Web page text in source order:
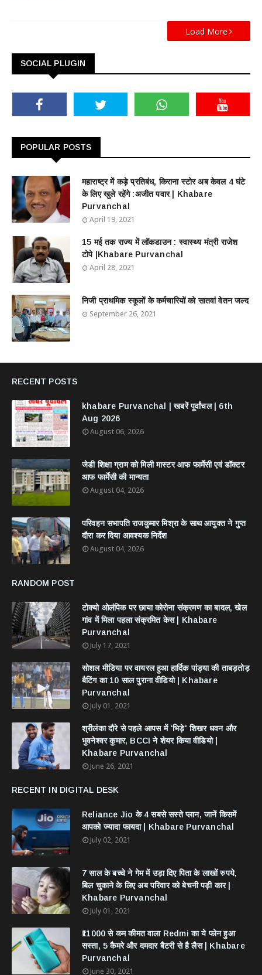
Load More
SOCIAL PLUGIN
POPULAR POSTS
महाराष्ट्र में कड़े प्रतिबंध, किराना स्टोर अब केवल 4 घंटे
के लिए खुले रहेंगे :अजीत पवार | Khabare
Purvanchal
April 19, 2021
15 मई तक राज्य में लॉकडाउन : स्वास्थ्य मंत्री राजेश
टोपे |Khabare Purvanchal
April 28, 2021
निजी प्राथमिक स्कूलों के कर्मचारियों को सातवां वेतन जल्द
September 26, 2021
RECENT POSTS
khabare Purvanchal | खबरें पूर्वांचल | 6th
Aug 2026
August 06, 2026
जेडी शिक्षा ग्राम को मिली मास्टर आफ फार्मेसी एवं डॉक्टर
आफ फार्मेसी की मान्यता
August 04, 2026
परिवहन सभापति राजकुमार मिश्रा के साथ आयुक्त ने गुप्त
दौरा कर दिया आवश्यक निर्देश
August 04, 2026
RANDOM POST
टोक्यो ओलंपिक पर छाया कोरोना संक्रमण का बादल, खेल
गांव में मिला पहला संक्रमित केस | Khabare
Purvanchal
July 17, 2021
सोशल मीडिया पर वायरल हुआ हार्दिक पांड्या की ताबड़तोड़
बैटिंग का 10 साल पुराना वीडियो | Khabare
Purvanchal
July 01, 2021
श्रीलंका दौरे से पहले आपस में 'भिड़े' शिखर धवन और
भुवनेश्वर कुमार, BCCI ने शेयर किया वीडियो |
Khabare Purvanchal
June 26, 2021
RECENT IN DIGITAL DESK
Reliance Jio के 4 सबसे सस्ते प्लान, जानें किसमें
आपको ज्यादा फायदा | Khabare Purvanchal
July 02, 2021
7 साल के बच्चे ने गेम में उड़ा दिए पिता के लाखों रुपये,
बिल चुकाने के लिए अब परिवार को बेचनी पड़ी कार |
Khabare Purvanchal
July 01, 2021
₹11000 से कम कीमत वाला Redmi का ये फोन हुआ
सस्ता, 5 कैमरे और दमदार बैटरी से है लैस | Khabare
Purvanchal
June 30, 2021